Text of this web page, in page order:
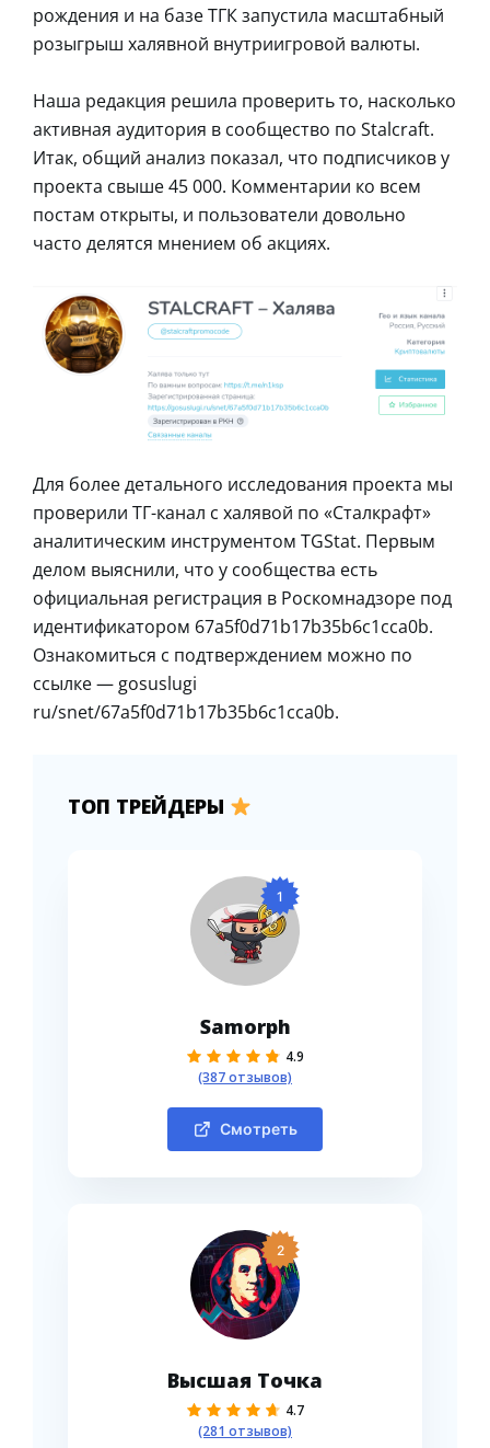
рождения и на базе ТГК запустила масштабный
розыгрыш халявной внутриигровой валюты.
Наша редакция решила проверить то, насколько
активная аудитория в сообщество по Stalcraft.
Итак, общий анализ показал, что подписчиков у
проекта свыше 45 000. Комментарии ко всем
постам открыты, и пользователи довольно
часто делятся мнением об акциях.
Для более детального исследования проекта мы
проверили ТГ-канал с халявой по «Сталкрафт»
аналитическим инструментом TGStat. Первым
делом выяснили, что у сообщества есть
официальная регистрация в Роскомнадзоре под
идентификатором 67a5f0d71b17b35b6c1cca0b.
Ознакомиться с подтверждением можно по
ссылке — gosuslugi
ru/snet/67a5f0d71b17b35b6c1cca0b.
ТОП ТРЕЙДЕРЫ
1
Samorph
4.9
(387 отзывов)
Смотреть
2
Высшая Точка
4.7
(281 отзывов)